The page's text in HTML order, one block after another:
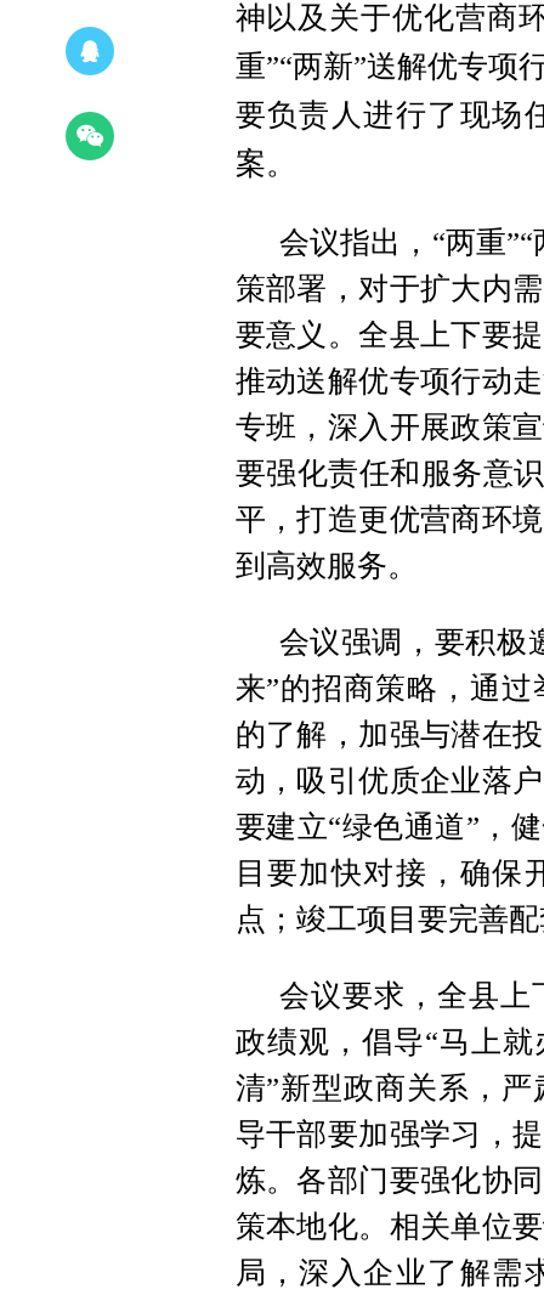
神以及关于优化营商
重”“两新”送解优专项
要负责人进行了现场
案。
会议指出，“两重
策部署，对于扩大内
要意义。全县上下要
推动送解优专项行动
专班，深入开展政策
要强化责任和服务意
平，打造更优营商环
到高效服务。
会议强调，要积极
来”的招商策略，通
的了解，加强与潜在
动，吸引优质企业落
要建立“绿色通道”，
目要加快对接，确保
点；竣工项目要完善
会议要求，全县上
政绩观，倡导“马上
清”新型政商关系，
导干部要加强学习，
炼。各部门要强化协
策本地化。相关单位
局，深入企业了解需